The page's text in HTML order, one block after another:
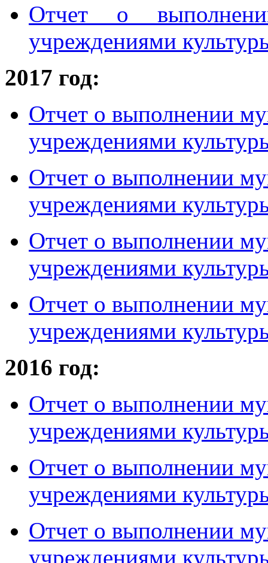
Отчет о
учреждениями
2017 год:
Отчет о выполнении
учреждениями
Отчет о выполнении
учреждениями
Отчет о выполнении
учреждениями
Отчет о выполнении
учреждениями
2016 год:
Отчет о выполнении
учреждениями
Отчет о выполнении
учреждениями
Отчет о выполнении
учреждениями